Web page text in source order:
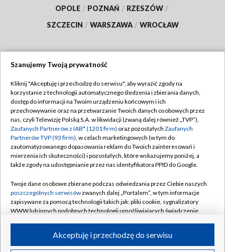
OPOLE / POZNAŃ / RZESZÓW /
SZCZECIN / WARSZAWA / WROCŁAW
TVP
Abonament TVP
Emisja w TVP
Centrum informacji TVP
Naziemna Telewizja Cyfrowa
Rada Programowa
System NOS
Informacje o nadawcy
Program dla prasy
Regulamin TVP
Polityka prywatności
Moje zgody
Pomoc
Kontakt
Kanały
©2026 Telewizja Polska S.A. w likwidacji
Szanujemy Twoją prywatność
Kliknij "Akceptuję i przechodzę do serwisu", aby wyrazić zgody na
korzystanie z technologii automatycznego śledzenia i zbierania danych,
dostęp do informacji na Twoim urządzeniu końcowym i ich
przechowywanie oraz na przetwarzanie Twoich danych osobowych przez
nas, czyli Telewizję Polską S.A. w likwidacji (zwaną dalej również „TVP”),
Zaufanych Partnerów z IAB* (1201 firm) oraz pozostałych Zaufanych
Partnerów TVP (93 firm), w celach marketingowych (w tym do
zautomatyzowanego dopasowania reklam do Twoich zainteresowań i
mierzenia ich skuteczności) i pozostałych, które wskazujemy poniżej, a
także zgody na udostępnianie przez nas identyfikatora PPID do Google.
Twoje dane osobowe zbierane podczas odwiedzania przez Ciebie naszych
poszczególnych serwisówzwanych dalej „Portalem”, w tym informacje
zapisywane za pomocą technologii takich jak: pliki cookie, sygnalizatory
WWW lub innych podobnych technologii umożliwiających świadczenie
ruchu w Internecie.Akceptuję i przechodzę do serwisu